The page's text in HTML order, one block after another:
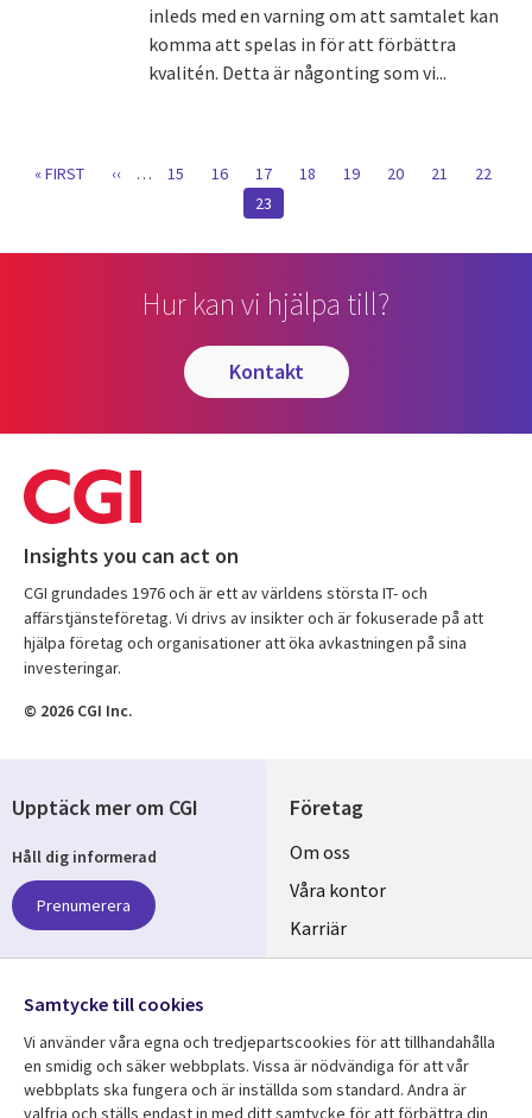
inleds med en varning om att samtalet kan
komma att spelas in för att förbättra
kvalitén. Detta är någonting som vi...
Pagination
FIRST
« FIRST
FÖRGÅENDE
‹‹ … SIDA
15 SIDA
16 SIDA
17 SIDA
18 SIDA
19 SIDA
20 SIDA
21 SIDA
22
CURRENT
23
Hur kan vi hjälpa till?
kontakt
Insights you can act on
CGI grundades 1976 och är ett av världens största IT- och
affärstjänsteföretag. Vi drivs av insikter och är fokuserade på att
hjälpa företag och organisationer att öka avkastningen på sina
investeringar.
© 2026 CGI Inc.
Företag
Useful
links
SWEDEN
Om oss
Våra kontor
Karriär
Hållbarhet
Upptäck mer om CGI
Håll dig informerad
Prenumerera
Följ oss
Social
Media
Samtycke till cookies
Vi använder våra egna och tredjepartscookies för att tillhandahålla
en smidig och säker webbplats. Vissa är nödvändiga för att vår
webbplats ska fungera och är inställda som standard. Andra är
valfria och ställs endast in med ditt samtycke för att förbättra din